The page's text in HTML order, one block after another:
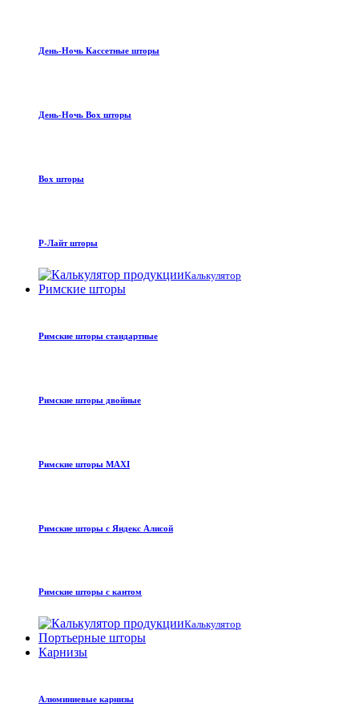
День-Ночь Кассетные шторы
День-Ночь Box шторы
Box шторы
Р-Лайт шторы
Калькулятор
Римские шторы
Римские шторы стандартные
Римские шторы двойные
Римские шторы MAXI
Римские шторы с Яндекс Алисой
Римские шторы с кантом
Калькулятор
Портьерные шторы
Карнизы
Алюминиевые карнизы